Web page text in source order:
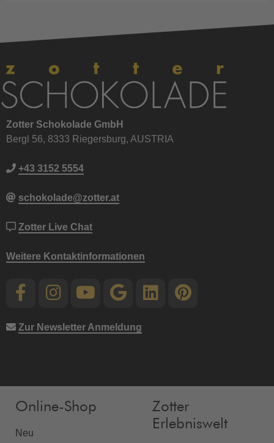
Zotter Schokolade GmbH
Bergl 56, 8333 Riegersburg, AUSTRIA
+43 3152 5554
schokolade@zotter.at
Zotter Live Chat
Weitere Kontaktinformationen
Zur Newsletter Anmeldung
Online-Shop
Neu
Zotter
Erlebniswelt